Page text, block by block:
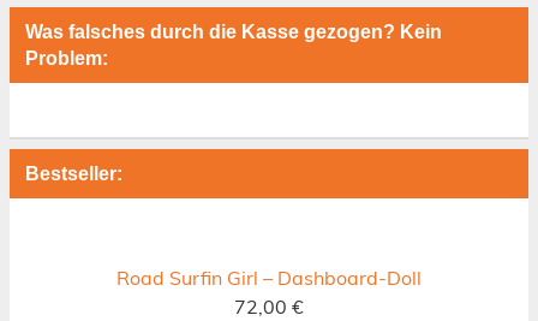
Was falsches durch die Kasse gezogen? Kein
Problem:
Bestseller:
Road Surfin Girl – Dashboard-Doll
72,00 €